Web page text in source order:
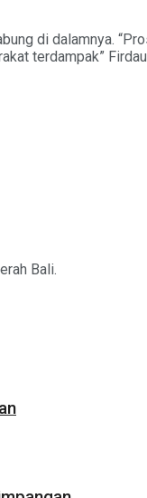
di dalamnya.
terdampak”
Bali.